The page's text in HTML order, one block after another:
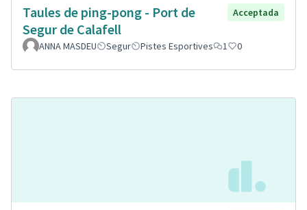
Taules de ping-pong - Port de
Segur de Calafell
Acceptada
ANNA MASDEU Segur Pistes Esportives 1 0